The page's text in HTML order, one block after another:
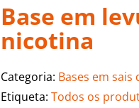
Base em
nicotina
Categoria: Bases em sais
Etiqueta: Todos os